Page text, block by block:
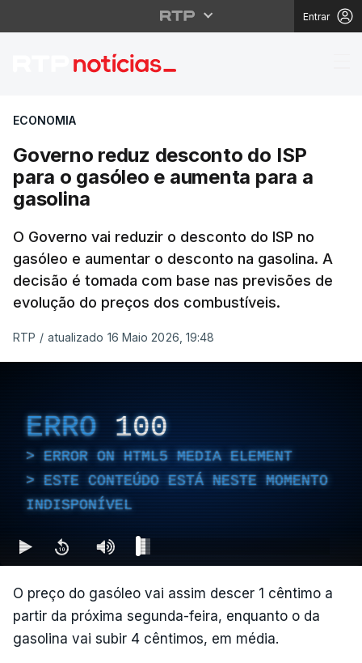
Entrar
Governo reduz
ECONOMIA
Governo reduz desconto do ISP
para o gasóleo e aumenta para a
gasolina
O Governo vai reduzir o desconto do ISP no
gasóleo e aumentar o desconto na gasolina. A
decisão é tomada com base nas previsões de
evolução do preços dos combustíveis.
RTP / atualizado 16 Maio 2026, 19:48
ERRO 100
ERROR ON HTML5 MEDIA ELEMENT
ESTE CONTEÚDO ESTÁ NESTE MOMENTO
INDISPONÍVEL
O preço do gasóleo vai assim descer 1 cêntimo a
partir da próxima segunda-feira, enquanto o da
gasolina vai subir 4 cêntimos, em média.